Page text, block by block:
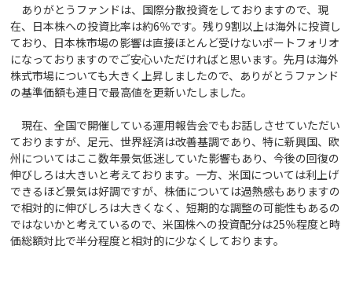
ありがとうファンドは、国際分散投資をしておりますので、現
在、日本株への投資比率は約6％です。残り9割以上は海外に投資し
ており、日本株市場の影響は直接ほとんど受けないポートフォリオ
になっておりますのでご安心いただければと思います。先月は海外
株式市場についても大きく上昇しましたので、ありがとうファンド
の基準価額も連日で最高値を更新いたしました。
現在、全国で開催している運用報告会でもお話しさせていただい
ておりますが、足元、世界経済は改善基調であり、特に新興国、欧
州についてはここ数年景気低迷していた影響もあり、今後の回復の
伸びしろは大きいと考えております。一方、米国については利上げ
できるほど景気は好調ですが、株価については過熱感もありますの
で相対的に伸びしろは大きくなく、短期的な調整の可能性もあるの
ではないかと考えているので、米国株への投資配分は25％程度と時
価総額対比で半分程度と相対的に少なくしております。